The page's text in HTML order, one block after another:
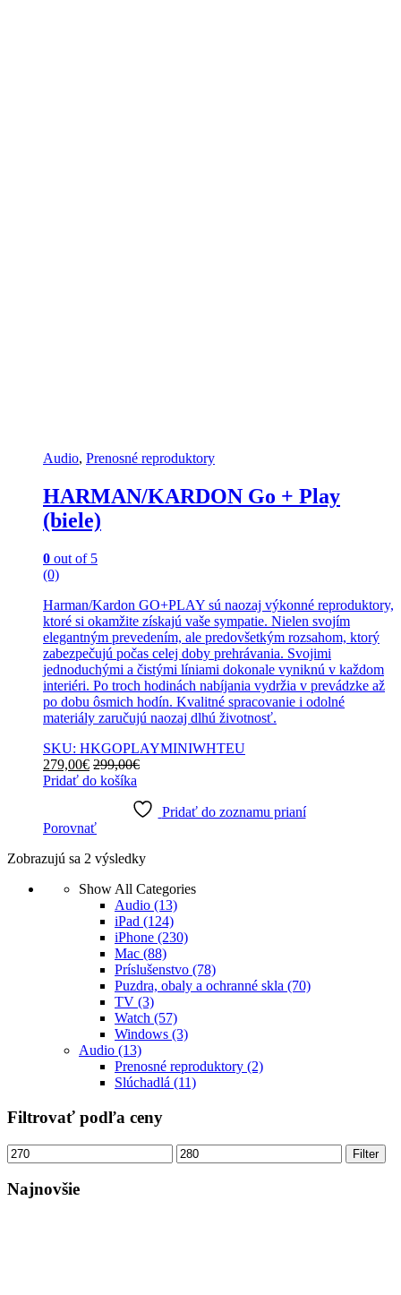
Audio, Prenosné reproduktory
HARMAN/KARDON Go + Play
(biele)
0 out of 5
(0)
Harman/Kardon GO+PLAY sú naozaj výkonné reproduktory,
ktoré si okamžite získajú vaše sympatie. Nielen svojím
elegantným prevedením, ale predovšetkým rozsahom, ktorý
zabezpečujú počas celej doby prehrávania. Svojimi
jednoduchými a čistými líniami dokonale vyniknú v každom
interiéri. Po troch hodinách nabíjania vydržia v prevádzke až
po dobu ôsmich hodín. Kvalitné spracovanie i odolné
materiály zaručujú naozaj dlhú životnosť.
SKU: HKGOPLAYMINIWHTEU
279,00€ 299,00€
Pridať do košíka
Pridať do zoznamu prianí
Porovnať
Zobrazujú sa 2 výsledkySorted
popularity
Show All Categories
Audio (13)
iPad (124)
iPhone (230)
Mac (88)
Príslušenstvo (78)
Puzdra, obaly a ochranné skla (70)
TV (3)
Watch (57)
Windows (3)
Audio (13)
Prenosné reproduktory (2)
Slúchadlá (11)
Filtrovať podľa ceny
Minimálna
cena
Maximálna
cena
Filter
Najnovšie